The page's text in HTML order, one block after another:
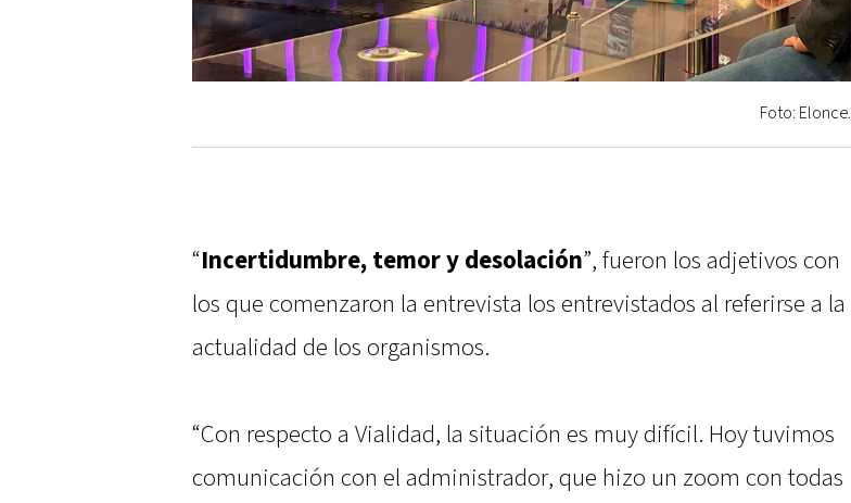
Foto: Elonce.
“Incertidumbre, temor y desolación”, fueron los adjetivos con
los que comenzaron la entrevista los entrevistados al referirse a la
actualidad de los organismos.
“Con respecto a Vialidad, la situación es muy difícil. Hoy tuvimos
comunicación con el administrador, que hizo un zoom con todas